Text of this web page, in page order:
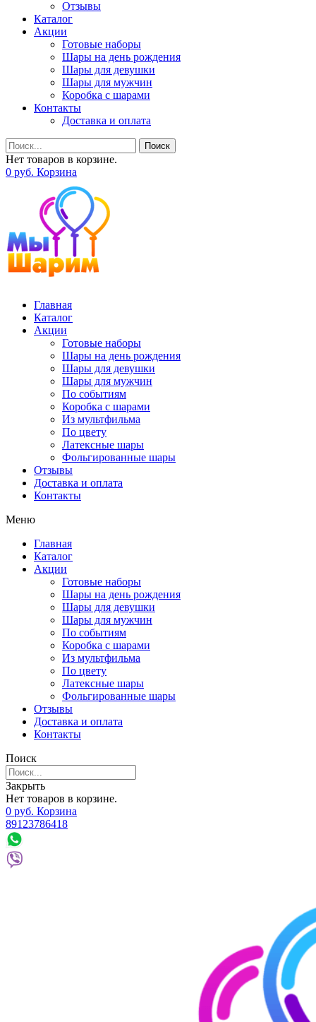
Отзывы
Каталог
Акции
Готовые наборы
Шары на день рождения
Шары для девушки
Шары для мужчин
Коробка с шарами
Контакты
Доставка и оплата
Поиск
Нет товаров в корзине.
0 руб. Корзина
Главная
Каталог
Акции
Готовые наборы
Шары на день рождения
Шары для девушки
Шары для мужчин
По событиям
Коробка с шарами
Из мультфильма
По цвету
Латексные шары
Фольгированные шары
Отзывы
Доставка и оплата
Контакты
Меню
Главная
Каталог
Акции
Готовые наборы
Шары на день рождения
Шары для девушки
Шары для мужчин
По событиям
Коробка с шарами
Из мультфильма
По цвету
Латексные шары
Фольгированные шары
Отзывы
Доставка и оплата
Контакты
Поиск
Закрыть
Нет товаров в корзине.
0 руб. Корзина
89123786418